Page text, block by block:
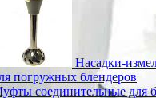
Насадки-
погружных блендеров
соединительные для